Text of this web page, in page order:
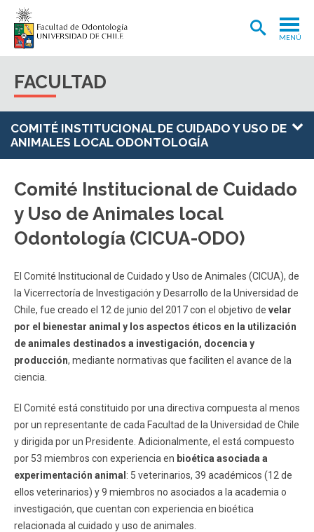
MENÚ
POSTGRADOS Y POSTÍTULOS
EXTENSIÓN
INTERNACIONAL
CLÍNICA ODONTOLÓGICA
FACULTAD
ESTUDIANTES ACADÉMICOS
FUNCIONARIOS EGRESADOS
FACULTAD
COMITÉ INSTITUCIONAL DE CUIDADO Y USO DE
ANIMALES LOCAL ODONTOLOGÍA
Comité Institucional de Cuidado
y Uso de Animales local
Odontología (CICUA-ODO)
El Comité Institucional de Cuidado y Uso de Animales (CICUA), de
la Vicerrectoría de Investigación y Desarrollo de la Universidad de
Chile, fue creado el 12 de junio del 2017 con el objetivo de velar
por el bienestar animal y los aspectos éticos en la utilización
de animales destinados a investigación, docencia y
producción, mediante normativas que faciliten el avance de la
ciencia.
El Comité está constituido por una directiva compuesta al menos
por un representante de cada Facultad de la Universidad de Chile
y dirigida por un Presidente. Adicionalmente, el está compuesto
por 53 miembros con experiencia en bioética asociada a
experimentación animal: 5 veterinarios, 39 académicos (12 de
ellos veterinarios) y 9 miembros no asociados a la academia o
investigación, que cuentan con experiencia en bioética
relacionada al cuidado y uso de animales.